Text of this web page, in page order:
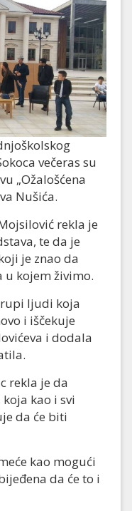
večeras su
„Ožalošćena
Nušića.
rekla je
te da je
je znao da
kojem živimo.
ljudi koja
i iščekuje
i dodala
rekla je da
kao i svi
da će biti
kao mogući
da će to i